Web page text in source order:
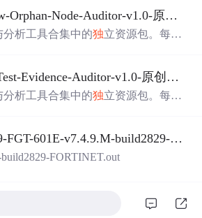
的工具，你一定会喜欢它的！ Visual-Workflow-Orphan-Node-Auditor-v1.0-原创源码与文档.zip
分析工具合集中的独立资源包。每个
、功能清单、MIT License及原创与授
目录，执行npm test验证算法，
图、论文、生产日志或其他受限素
应用工程、测试审计和课程实践。
Cypress-Flaky-Test-Evidence-Auditor-v1.0-原创源码与文档.zip
分析工具合集中的独立资源包。每个
、功能清单、MIT License及原创与授
目录，执行npm test验证算法，
截图、论文、生产日志或其他受限素
AI应用工程、测试审计和课程实践。
FortiGate-v7.4.9-FGT-601E-v7.4.9.M-build2829-FORTINET.out
FORTINET.out